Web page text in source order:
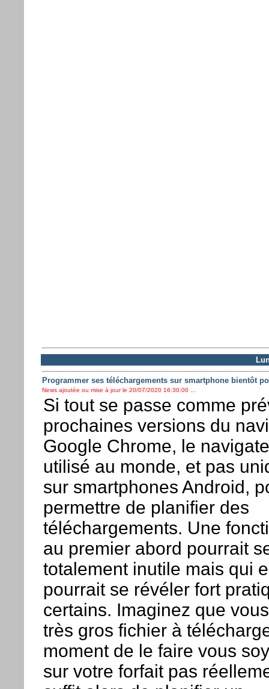
Programmer ses téléchargements sur smartphone bientôt
News ajoutée ou mise à jour le 20/07/2020 16:30:00 ...
Si tout se passe comme
prochaines versions du
Google Chrome, le
utilisé au monde, et pas
sur smartphones Android,
permettre de planifier des
téléchargements. Une
au premier abord pourrait
totalement inutile mais qui
pourrait se révéler fort
certains. Imaginez que
très gros fichier à
moment de le faire vous
sur votre forfait pas